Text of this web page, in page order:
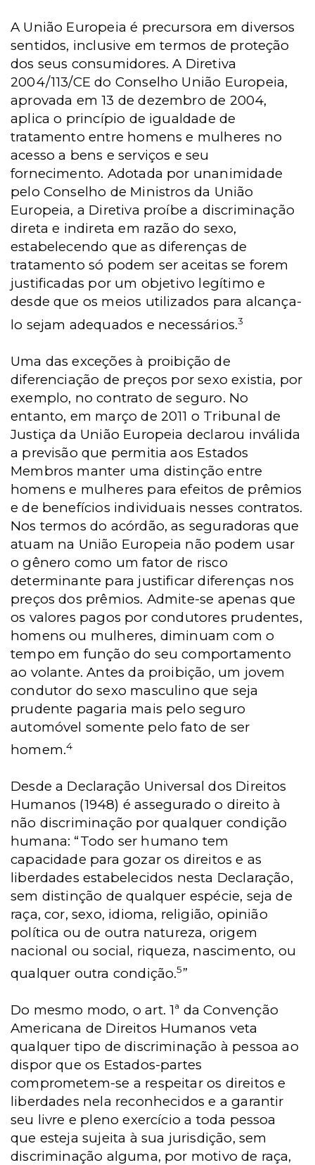
A União Europeia é precursora em diversos
sentidos, inclusive em termos de proteção
dos seus consumidores. A Diretiva
2004/113/CE do Conselho União Europeia,
aprovada em 13 de dezembro de 2004,
aplica o princípio de igualdade de
tratamento entre homens e mulheres no
acesso a bens e serviços e seu
fornecimento. Adotada por unanimidade
pelo Conselho de Ministros da União
Europeia, a Diretiva proíbe a discriminação
direta e indireta em razão do sexo,
estabelecendo que as diferenças de
tratamento só podem ser aceitas se forem
justificadas por um objetivo legítimo e
desde que os meios utilizados para alcança-
lo sejam adequados e necessários.3
Uma das exceções à proibição de
diferenciação de preços por sexo existia, por
exemplo, no contrato de seguro. No
entanto, em março de 2011 o Tribunal de
Justiça da União Europeia declarou inválida
a previsão que permitia aos Estados
Membros manter uma distinção entre
homens e mulheres para efeitos de prêmios
e de benefícios individuais nesses contratos.
Nos termos do acórdão, as seguradoras que
atuam na União Europeia não podem usar
o gênero como um fator de risco
determinante para justificar diferenças nos
preços dos prêmios. Admite-se apenas que
os valores pagos por condutores prudentes,
homens ou mulheres, diminuam com o
tempo em função do seu comportamento
ao volante. Antes da proibição, um jovem
condutor do sexo masculino que seja
prudente pagaria mais pelo seguro
automóvel somente pelo fato de ser
homem.4
Desde a Declaração Universal dos Direitos
Humanos (1948) é assegurado o direito à
não discriminação por qualquer condição
humana: “Todo ser humano tem
capacidade para gozar os direitos e as
liberdades estabelecidos nesta Declaração,
sem distinção de qualquer espécie, seja de
raça, cor, sexo, idioma, religião, opinião
política ou de outra natureza, origem
nacional ou social, riqueza, nascimento, ou
qualquer outra condição.5”
Do mesmo modo, o art. 1ª da Convenção
Americana de Direitos Humanos veta
qualquer tipo de discriminação à pessoa ao
dispor que os Estados-partes
comprometem-se a respeitar os direitos e
liberdades nela reconhecidos e a garantir
seu livre e pleno exercício a toda pessoa
que esteja sujeita à sua jurisdição, sem
discriminação alguma, por motivo de raça,